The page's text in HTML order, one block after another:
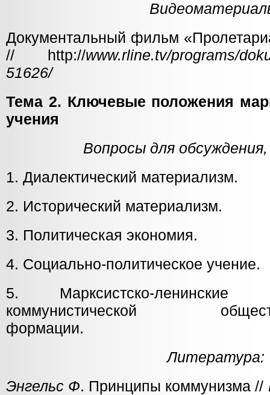
Документальный фильм
// http://www.rline.tv/programs/
51626/
Тема 2. Ключевые положения
учения
Вопросы для обсуждения,
1. Диалектический материализм.
2. Исторический материализм.
3. Политическая экономия.
4. Социально-политическое учение.
5. Марксистско-ленинские
коммунистической
формации.
Литература:
Энгельс Ф. Принципы коммунизма //